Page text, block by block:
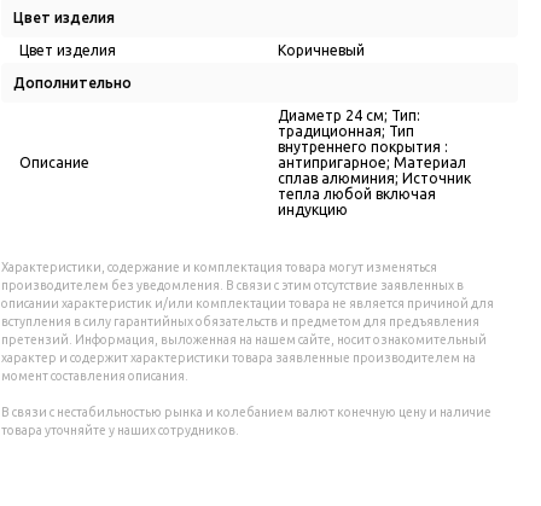
Цвет изделия
Цвет изделия Коричневый
Дополнительно
Описание
Диаметр 24 см; Тип:
традиционная; Тип
внутреннего покрытия :
антипригарное; Материал
сплав алюминия; Источник
тепла любой включая
индукцию
Характеристики, содержание и комплектация товара могут изменяться
производителем без уведомления. В связи с этим отсутствие заявленных в
описании характеристик и/или комплектации товара не является причиной для
вступления в силу гарантийных обязательств и предметом для предъявления
претензий. Информация, выложенная на нашем сайте, носит ознакомительный
характер и содержит характеристики товара заявленные производителем на
момент составления описания.
В связи с нестабильностью рынка и колебанием валют конечную цену и наличие
товара уточняйте у наших сотрудников.